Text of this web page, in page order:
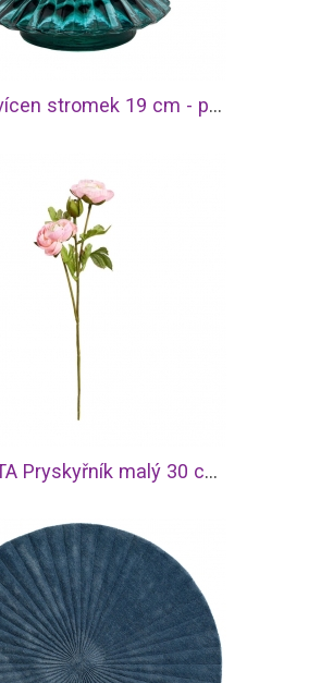
YULE Svícen stromek 19 cm - petrolejová
FLORISTA Pryskyřník malý 30 cm - sv. růžová